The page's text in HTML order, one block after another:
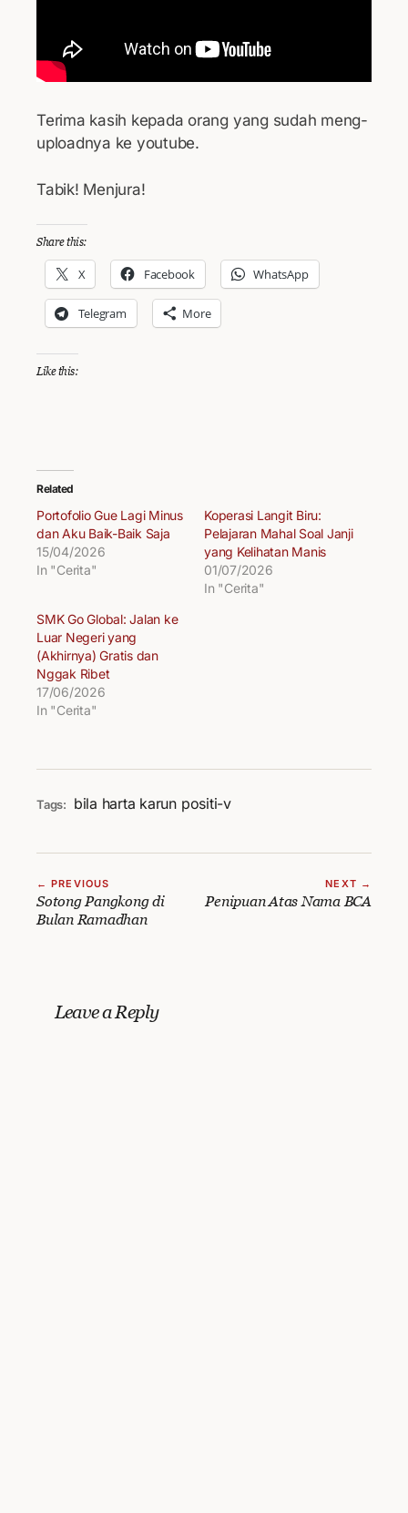
Terima kasih kepada orang yang sudah meng-
uploadnya ke youtube.
Tabik! Menjura!
Share this:
X Facebook WhatsApp
Telegram More
Like this:
Related
Portofolio Gue Lagi Minus
dan Aku Baik-Baik Saja
15/04/2026
In "Cerita"
Koperasi Langit Biru:
Pelajaran Mahal Soal Janji
yang Kelihatan Manis
01/07/2026
In "Cerita"
SMK Go Global: Jalan ke
Luar Negeri yang
(Akhirnya) Gratis dan
Nggak Ribet
17/06/2026
In "Cerita"
Tags: bila harta karun positi-v
← PREVIOUS
Sotong Pangkong di
Bulan Ramadhan
NEXT →
Penipuan Atas Nama BCA
Leave a Reply